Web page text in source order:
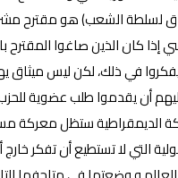
لسلطة الشعب) هو مقترح
إذا كان الذين صاغوا
في ذلك، لكن ليس ميثاق
أن يقدموا طلب عضوية
الديمقراطية ستظل معركة
التي لا تستطيع أن تفكر خارج